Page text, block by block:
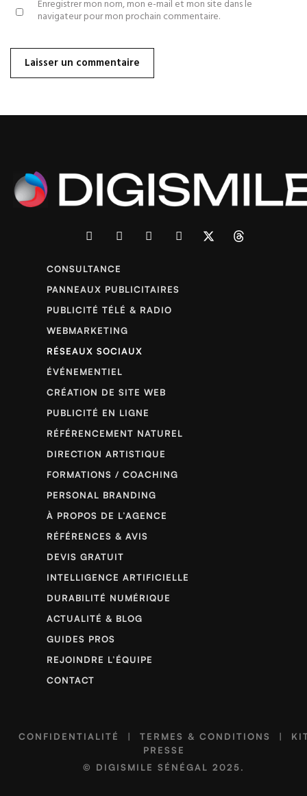
Enregistrer mon nom, mon e-mail et mon site dans le
navigateur pour mon prochain commentaire.
CONSULTANCE
PANNEAUX PUBLICITAIRES
PUBLICITÉ TÉLÉ & RADIO
WEBMARKETING
RÉSEAUX SOCIAUX
ÉVÉNEMENTIEL
CRÉATION DE SITE WEB
PUBLICITÉ EN LIGNE
RÉFÉRENCEMENT NATUREL
DIRECTION ARTISTIQUE
FORMATIONS / COACHING
PERSONAL BRANDING
À PROPOS DE L’AGENCE
RÉFÉRENCES & AVIS
DEVIS GRATUIT
INTELLIGENCE ARTIFICIELLE
DURABILITÉ NUMÉRIQUE
ACTUALITÉ & BLOG
GUIDES PROS
REJOINDRE L’ÉQUIPE
CONTACT
CONFIDENTIALITÉ | TERMES & CONDITIONS |
PRESSE
© DIGISMILE SÉNÉGAL 2025.